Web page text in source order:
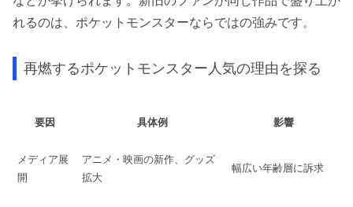
れるのは、ポケットモンスターならではの強みです。
再燃するポケットモンスター人気の理由を探る
要因 具体例 影響
メディア展
開
アニメ・映画の新作、グッズ
拡大
幅広い年齢層に訴求